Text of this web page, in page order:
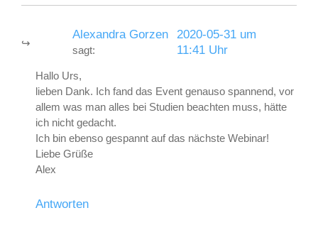
Alexandra Gorzen
sagt:
2020-05-31 um
11:41 Uhr
Hallo Urs,
lieben Dank. Ich fand das Event genauso spannend, vor
allem was man alles bei Studien beachten muss, hätte
ich nicht gedacht.
Ich bin ebenso gespannt auf das nächste Webinar!
Liebe Grüße
Alex
Antworten